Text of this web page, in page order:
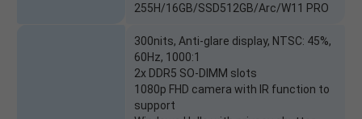
255H/16GB/SSD512GB/Arc/W11 PRO
300nits, Anti-glare display, NTSC: 45%,
60Hz, 1000:1
2x DDR5 SO-DIMM slots
1080p FHD camera with IR function to
support